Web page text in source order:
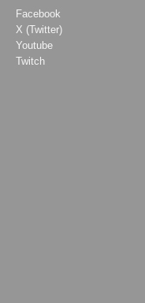
Facebook
X (Twitter)
Youtube
Twitch